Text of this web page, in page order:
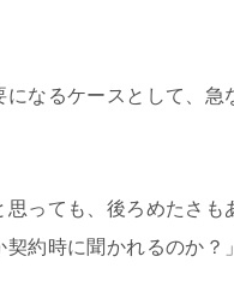
なるケースとして、
っても、後ろめたさ
約時に聞かれるのか？